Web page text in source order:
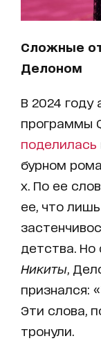
Сложные
Делоном
В 2024 году
программы
поделилась
бурном
х. По ее
ее, что
детства. Но
Никиты ,
признался:
Эти слова,
тронули.